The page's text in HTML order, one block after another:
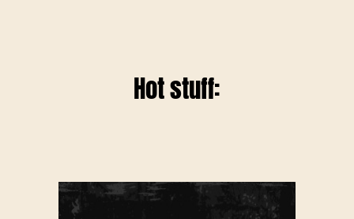
Hot stuff: